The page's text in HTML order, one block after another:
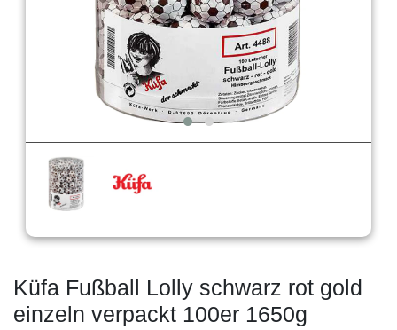
Küfa Fußball Lolly schwarz rot gold
einzeln verpackt 100er 1650g